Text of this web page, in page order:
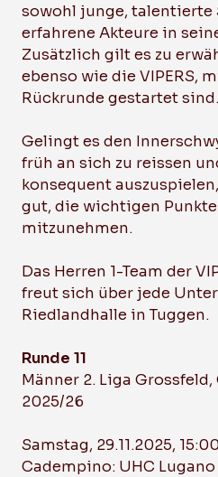
sowohl junge, talentierte
erfahrene Akteure in
Zusätzlich gilt es zu
ebenso wie die VIPERS,
Rückrunde gestartet sind.
Gelingt es den
früh an sich zu reissen
konsequent
gut, die wichtigen
mitzunehmen.
Das Herren 1-Team der
freut sich über jede
Riedlandhalle in Tuggen.
Runde 11
Männer 2. Liga
2025/26
Samstag, 29.11.2025,
Cadempino: UHC